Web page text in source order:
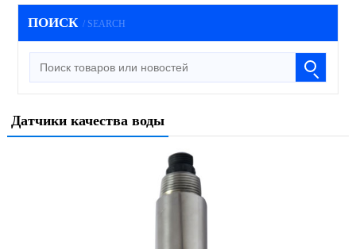
ПОИСК / SEARCH
Датчики качества воды